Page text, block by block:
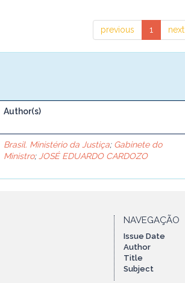
previous 1 next
Author(s)
Brasil. Ministério da Justiça; Gabinete do
Ministro; JOSÉ EDUARDO CARDOZO
NAVEGAÇÃO
Issue Date
Author
Title
Subject